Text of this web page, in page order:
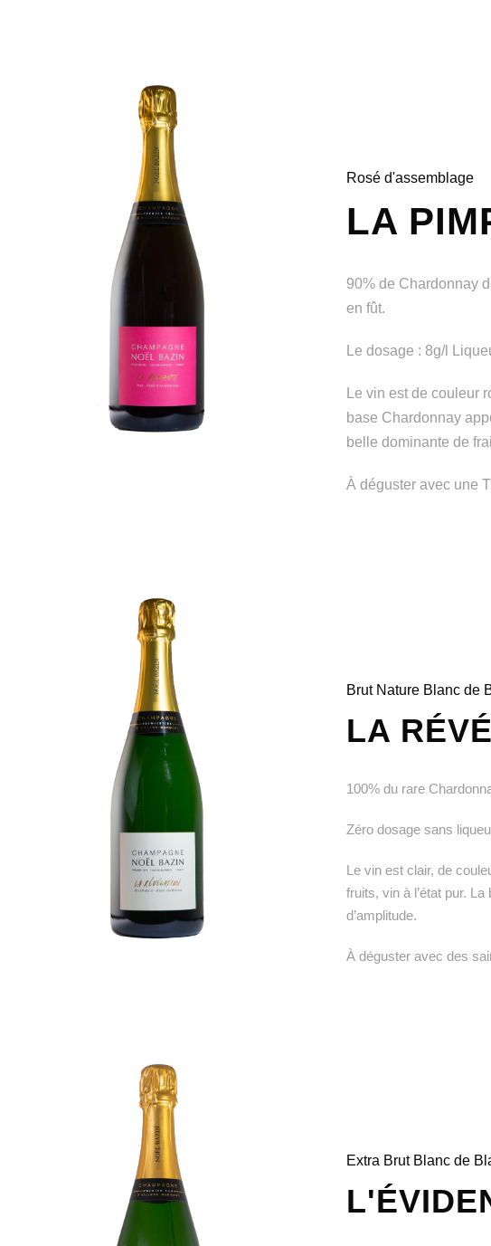
Rosé d'assemblage
LA
90% de Chardonnay
en fût.
Le dosage : 8g/l
Le vin est de couleur
base Chardonnay
belle dominante de
À déguster avec une
Brut Nature Blanc de
LA
100% du rare
Zéro dosage sans
Le vin est clair, de
fruits, vin à l’état pur.
d’amplitude.
À déguster avec des
Extra Brut Blanc de